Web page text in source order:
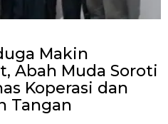
Makin
Abah Muda Soroti
Koperasi dan
Tangan